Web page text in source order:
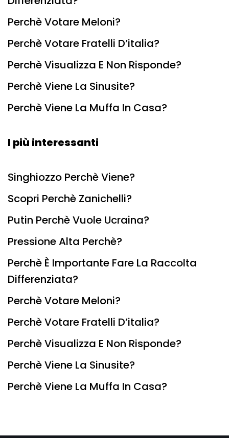
Perchè Votare Meloni?
Perchè Votare Fratelli D’italia?
Perchè Visualizza E Non Risponde?
Perchè Viene La Sinusite?
Perchè Viene La Muffa In Casa?
I più interessanti
Singhiozzo Perchè Viene?
Scopri Perchè Zanichelli?
Putin Perchè Vuole Ucraina?
Pressione Alta Perchè?
Perchè È Importante Fare La Raccolta
Differenziata?
Perchè Votare Meloni?
Perchè Votare Fratelli D’italia?
Perchè Visualizza E Non Risponde?
Perchè Viene La Sinusite?
Perchè Viene La Muffa In Casa?